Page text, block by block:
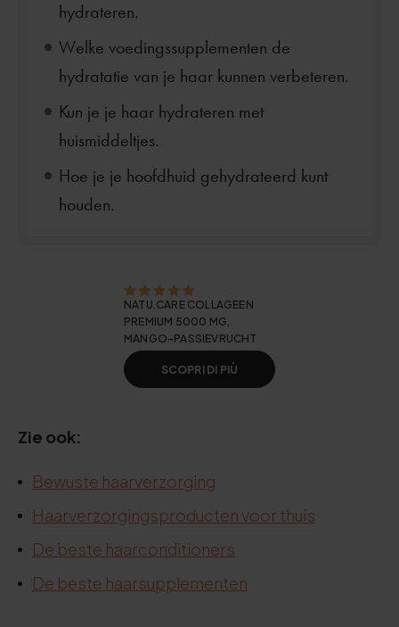
hydrateren.
Welke voedingssupplementen de
hydratatie van je haar kunnen verbeteren.
Kun je je haar hydrateren met
huismiddeltjes.
Hoe je je hoofdhuid gehydrateerd kunt
houden.
NATU.CARE COLLAGEEN
PREMIUM 5000 MG,
MANGO-PASSIEVRUCHT
SCOPRI DI PIÙ
Zie ook:
Bewuste haarverzorging
Haarverzorgingsproducten voor thuis
De beste haarconditioners
De beste haarsupplementen